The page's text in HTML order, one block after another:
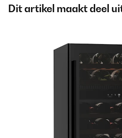
Dit artikel maakt deel